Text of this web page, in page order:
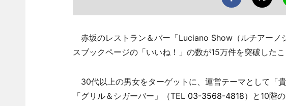
赤坂のレストラン＆バー「Luciano Show（ルチアーノ
スブックページの「いいね！」の数が15万件を突破した
30代以上の男女をターゲットに、運営テーマとして「
「グリル＆シガーバー」（TEL 03-3568-4818）と10階